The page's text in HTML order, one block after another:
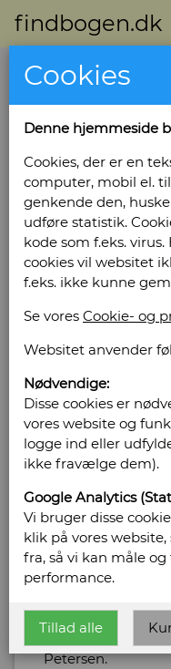
findbogen.dk
Udvalgt af
Forlag: C.A.
Antal bind: 1 -
Heftet -
Omslag og
Petersen.
Cookies
Denne hjemmeside
Cookies, der er en
computer, mobil el.
genkende den,
udføre statistik.
kode som f.eks.
cookies vil websitet
f.eks. ikke kunne
Se vores Cookie- og
Websitet anvender
Nødvendige:
Disse cookies er
vores website og
logge ind eller
ikke fravælge dem).
Google Analytics
Vi bruger disse
klik på vores
fra, så vi kan måle
performance.
Tillad alle